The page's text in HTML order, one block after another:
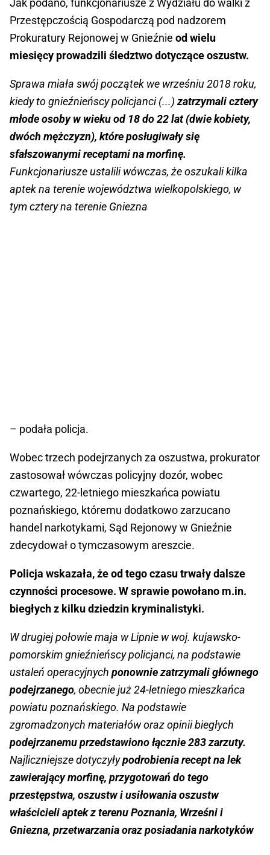
Jak podano, funkcjonariusze z Wydziału do walki z
Przestępczością Gospodarczą pod nadzorem
Prokuratury Rejonowej w Gnieźnie od wielu
miesięcy prowadzili śledztwo dotyczące oszustw.
Sprawa miała swój początek we wrześniu 2018 roku,
kiedy to gnieźnieńscy policjanci (...)zatrzymali cztery
młode osoby w wieku od 18 do 22 lat (dwie kobiety,
dwóch mężczyzn), które posługiwały się
sfałszowanymi receptami na morfinę.
Funkcjonariusze ustalili wówczas, że oszukali kilka
aptek na terenie województwa wielkopolskiego, w
tym cztery na terenie Gniezna
– podała policja.
Wobec trzech podejrzanych za oszustwa, prokurator
zastosował wówczas policyjny dozór, wobec
czwartego, 22-letniego mieszkańca powiatu
poznańskiego, któremu dodatkowo zarzucano
handel narkotykami, Sąd Rejonowy w Gnieźnie
zdecydował o tymczasowym areszcie.
Policja wskazała, że od tego czasu trwały dalsze
czynności procesowe. W sprawie powołano m.in.
biegłych z kilku dziedzin kryminalistyki.
W drugiej połowie maja w Lipnie w woj. kujawsko-
pomorskim gnieźnieńscy policjanci, na podstawie
ustaleń operacyjnych ponownie zatrzymali głównego
podejrzanego, obecnie już 24-letniego mieszkańca
powiatu poznańskiego. Na podstawie
zgromadzonych materiałów oraz opinii biegłych
podejrzanemu przedstawiono łącznie 283 zarzuty.
Najliczniejsze dotyczyłypodrobienia recept na lek
zawierający morfinę, przygotowań do tego
przestępstwa, oszustw i usiłowania oszustw
właścicieli aptek z terenu Poznania, Wrześni i
Gniezna, przetwarzania oraz posiadania narkotyków